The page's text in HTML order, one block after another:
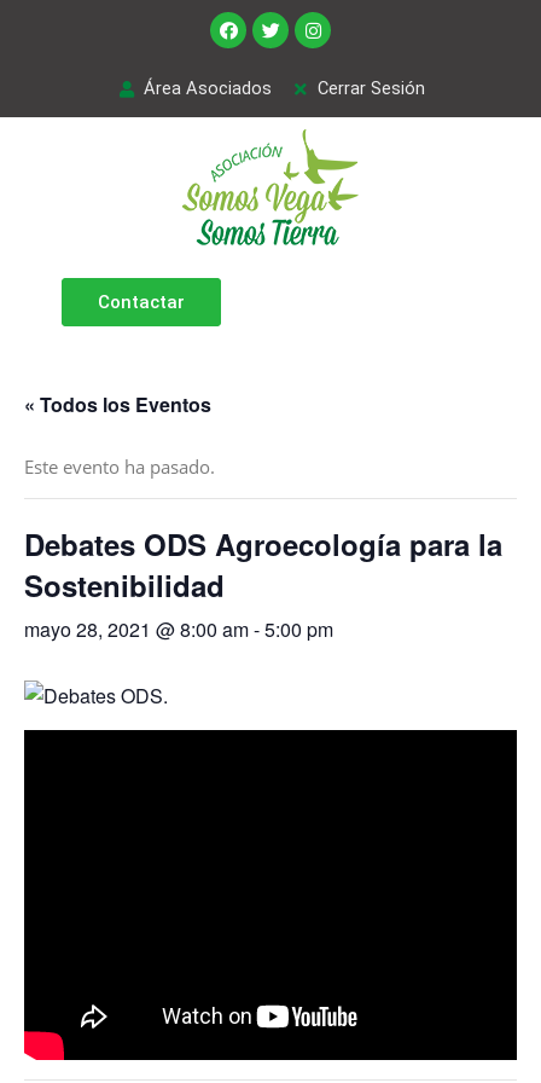
Área Asociados Cerrar Sesión
Contactar
« Todos los Eventos
Este evento ha pasado.
Debates ODS Agroecología para la
Sostenibilidad
mayo 28, 2021 @ 8:00 am-5:00 pm
+ Google Calendar + Exportación de iCal